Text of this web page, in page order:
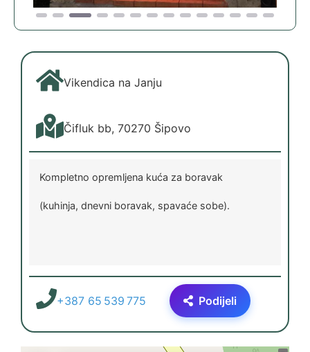
Vikendica na Janju
Čifluk bb, 70270 Šipovo
Kompletno opremljena kuća za boravak
(kuhinja, dnevni boravak, spavaće sobe).
+387 65 539 775 Podijeli